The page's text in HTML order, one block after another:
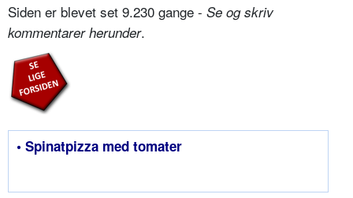
Siden er blevet set 9.230 gange - Se og skriv
kommentarer herunder.
• Spinatpizza med tomater